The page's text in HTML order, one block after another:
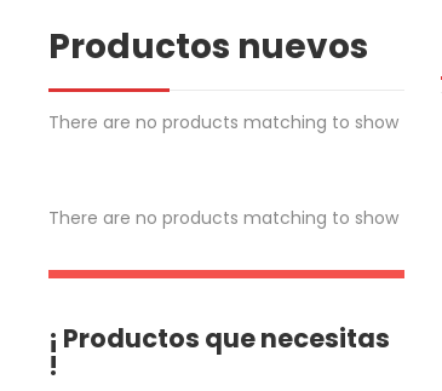
Productos nuevos
There are no products matching to show
There are no products matching to show
¡ Productos que necesitas
!